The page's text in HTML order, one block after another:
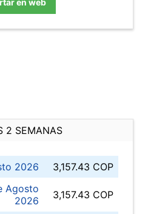
en web
2 SEMANAS
2026
3,157.43 COP
Agosto
2026
3,157.43 COP